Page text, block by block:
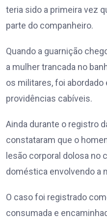
teria sido a primeira vez
parte do companheiro.
Quando a guarnição
a mulher trancada no
os militares, foi abordado
providências cabíveis.
Ainda durante o registro
constataram que o
lesão corporal dolosa no
doméstica envolvendo a
O caso foi registrado
consumada e